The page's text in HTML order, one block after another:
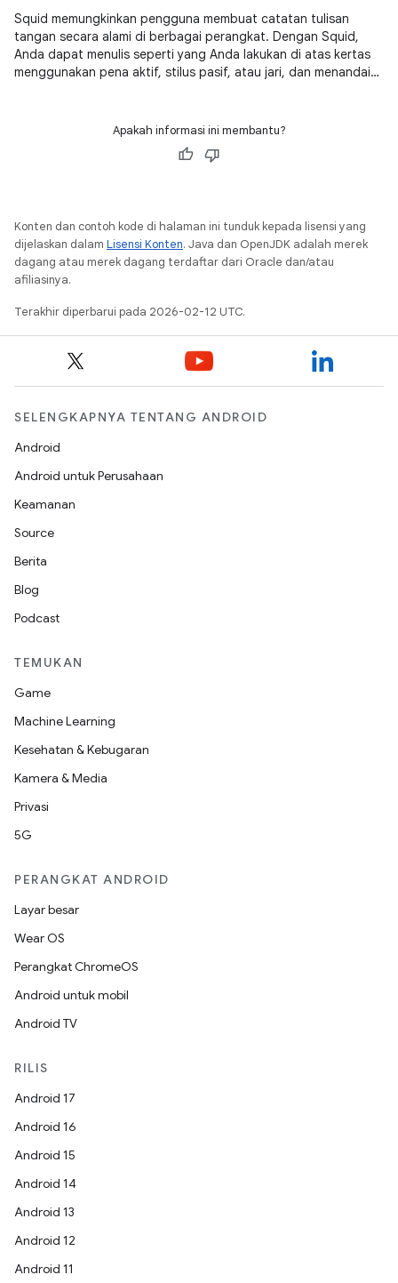
Squid memungkinkan pengguna membuat catatan tulisan
tangan secara alami di berbagai perangkat. Dengan Squid,
Anda dapat menulis seperti yang Anda lakukan di atas kertas
menggunakan pena aktif, stilus pasif, atau jari, dan menandai
Apakah informasi ini membantu?
Konten dan contoh kode di halaman ini tunduk kepada lisensi yang
dijelaskan dalam Lisensi Konten. Java dan OpenJDK adalah merek
dagang atau merek dagang terdaftar dari Oracle dan/atau
afiliasinya.
Terakhir diperbarui pada 2026-02-12 UTC.
SELENGKAPNYA TENTANG ANDROID
Android
Android untuk Perusahaan
Keamanan
Source
Berita
Blog
Podcast
TEMUKAN
Game
Machine Learning
Kesehatan & Kebugaran
Kamera & Media
Privasi
5G
PERANGKAT ANDROID
Layar besar
Wear OS
Perangkat ChromeOS
Android untuk mobil
Android TV
RILIS
Android 17
Android 16
Android 15
Android 14
Android 13
Android 12
Android 11